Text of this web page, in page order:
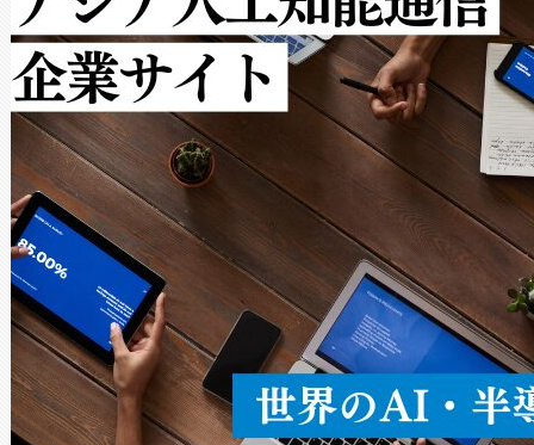
ルの変電所周囲を監視でき、
作業と点群処理を簡素化でき
Avia 2は、2種類のFOVオプシ
× 80°のノーマルモード、長
ードを切り替えて使用するこ
ることなく、単一のデバイス
うにします。遠距離まで届く
密度なスキャ […]